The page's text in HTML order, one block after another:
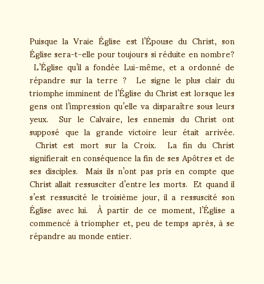
Puisque la Vraie Église est l’Épouse du Christ, son
Église sera-t-elle pour toujours si réduite en nombre?
L’Église qu’il a fondée Lui-même, et a ordonné de
répandre sur la terre ? Le signe le plus clair du
triomphe imminent de l’Église du Christ est lorsque les
gens ont l’impression qu’elle va disparaître sous leurs
yeux. Sur le Calvaire, les ennemis du Christ ont
supposé que la grande victoire leur était arrivée.
Christ est mort sur la Croix. La fin du Christ
signifierait en conséquence la fin de ses Apôtres et de
ses disciples. Mais ils n’ont pas pris en compte que
Christ allait ressusciter d’entre les morts. Et quand il
s’est ressuscité le troisième jour, il a ressuscité son
Église avec lui. À partir de ce moment, l’Église a
commencé à triompher et, peu de temps après, à se
répandre au monde entier.